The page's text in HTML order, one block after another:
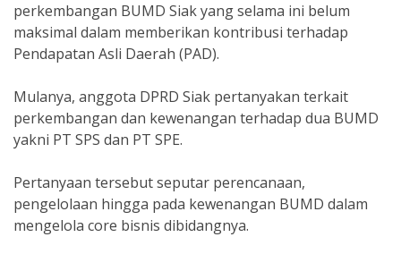
perkembangan BUMD Siak yang selama ini belum
maksimal dalam memberikan kontribusi terhadap
Pendapatan Asli Daerah (PAD).
Mulanya, anggota DPRD Siak pertanyakan terkait
perkembangan dan kewenangan terhadap dua BUMD
yakni PT SPS dan PT SPE.
Pertanyaan tersebut seputar perencanaan,
pengelolaan hingga pada kewenangan BUMD dalam
mengelola core bisnis dibidangnya.